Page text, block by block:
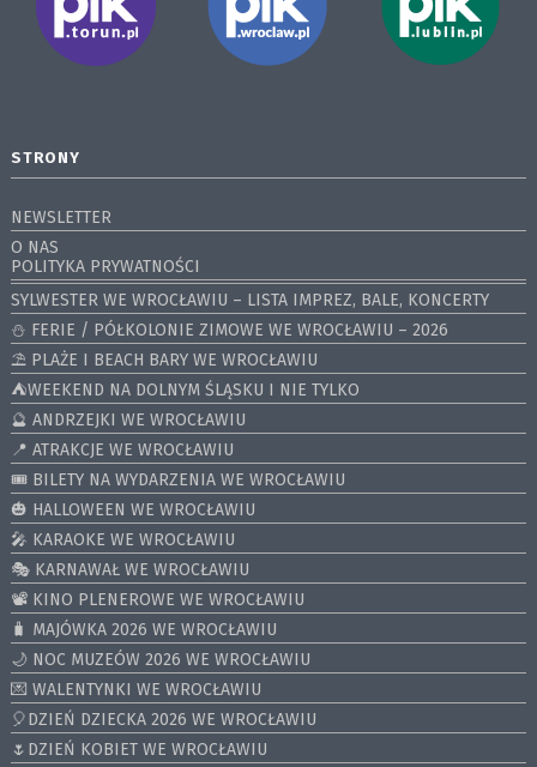
STRONY
NEWSLETTER
O NAS
POLITYKA PRYWATNOŚCI
SYLWESTER WE WROCŁAWIU – LISTA IMPREZ, BALE, KONCERTY
⛄️ FERIE / PÓŁKOLONIE ZIMOWE WE WROCŁAWIU – 2026
⛱️ PLAŻE I BEACH BARY WE WROCŁAWIU
⛺️WEEKEND NA DOLNYM ŚLĄSKU I NIE TYLKO
🔮 ANDRZEJKI WE WROCŁAWIU
📍 ATRAKCJE WE WROCŁAWIU
🎟️ BILETY NA WYDARZENIA WE WROCŁAWIU
🎃 HALLOWEEN WE WROCŁAWIU
🎤 KARAOKE WE WROCŁAWIU
🎭 KARNAWAŁ WE WROCŁAWIU
📽️ KINO PLENEROWE WE WROCŁAWIU
🧳 MAJÓWKA 2026 WE WROCŁAWIU
🌙 NOC MUZEÓW 2026 WE WROCŁAWIU
💌 WALENTYNKI WE WROCŁAWIU
🎈DZIEŃ DZIECKA 2026 WE WROCŁAWIU
🌷DZIEŃ KOBIET WE WROCŁAWIU